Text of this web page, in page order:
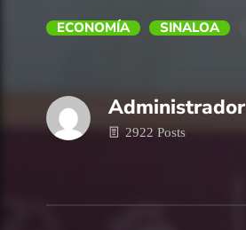
ECONOMÍA SINALOA
Administrador
2922 Posts